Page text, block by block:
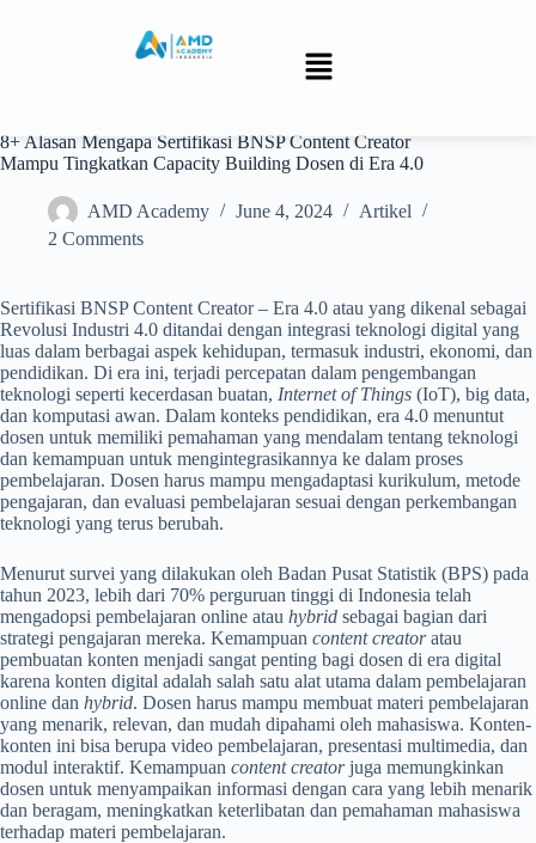
8+ Alasan Mengapa Sertifikasi BNSP Content Creator
Mampu Tingkatkan Capacity Building Dosen di Era 4.0
AMD Academy June 4, 2024
Artikel
2 Comments
Sertifikasi BNSP Content Creator – Era 4.0 atau yang dikenal sebagai
Revolusi Industri 4.0 ditandai dengan integrasi teknologi digital yang
luas dalam berbagai aspek kehidupan, termasuk industri, ekonomi, dan
pendidikan. Di era ini, terjadi percepatan dalam pengembangan
teknologi seperti kecerdasan buatan, Internet of Things (IoT), big data,
dan komputasi awan. Dalam konteks pendidikan, era 4.0 menuntut
dosen untuk memiliki pemahaman yang mendalam tentang teknologi
dan kemampuan untuk mengintegrasikannya ke dalam proses
pembelajaran. Dosen harus mampu mengadaptasi kurikulum, metode
pengajaran, dan evaluasi pembelajaran sesuai dengan perkembangan
teknologi yang terus berubah.
Menurut survei yang dilakukan oleh Badan Pusat Statistik (BPS) pada
tahun 2023, lebih dari 70% perguruan tinggi di Indonesia telah
mengadopsi pembelajaran online atau hybrid sebagai bagian dari
strategi pengajaran mereka. Kemampuan content creatoratau
pembuatan konten menjadi sangat penting bagi dosen di era digital
karena konten digital adalah salah satu alat utama dalam pembelajaran
online dan hybrid. Dosen harus mampu membuat materi pembelajaran
yang menarik, relevan, dan mudah dipahami oleh mahasiswa. Konten-
konten ini bisa berupa video pembelajaran, presentasi multimedia, dan
modul interaktif. Kemampuan content creatorjuga memungkinkan
dosen untuk menyampaikan informasi dengan cara yang lebih menarik
dan beragam, meningkatkan keterlibatan dan pemahaman mahasiswa
terhadap materi pembelajaran.